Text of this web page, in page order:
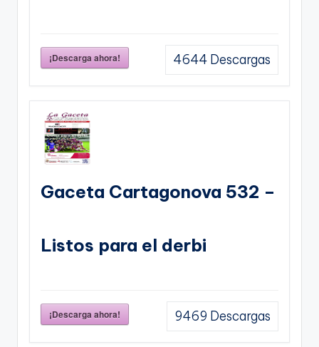
¡Descarga ahora! 4644 Descargas
Gaceta Cartagonova 532 –
Listos para el derbi
¡Descarga ahora! 9469 Descargas